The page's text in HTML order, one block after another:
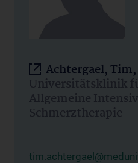
Achtergael, Tim,
Universitätsklinik
Allgemeine
Schmerztherapie